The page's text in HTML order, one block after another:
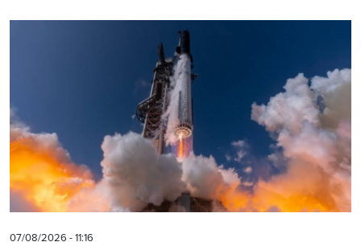
07/08/2026 - 11:16